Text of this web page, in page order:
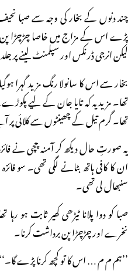
چند دنوں کے بخار کی وجہ سے صبا
پڑے اس کے مزاج میں خاصا چڑچڑا پن
لیکن انرجی ڈرنکس اور سپلمنٹ لینے پر
بخار سے اس کا سانولا رنگ مزید گہرا
تھا۔ مزید یہ کہ تایا جان کے لیے
تھا۔ گرم تیل کے چھینٹوں سے کلائی پر
یہ صورتِ حال دیکھ کر آمنہ چچی نے
ان کا کافی ہاتھ بٹانے لگی تھی۔ سو
سنبھال لی تھی۔
صبا کو دوا پلانا ٹیڑھی کھیر ثابت
نخرے اور چڑچڑا پن برداشت کرنا۔
’’ہم م م … اس کا تو کچھ کرنا پڑے گا۔‘‘